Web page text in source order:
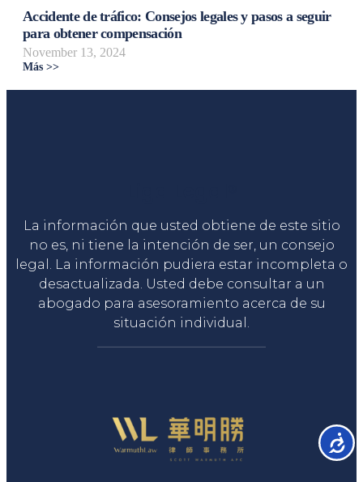
Accidente de tráfico: Consejos legales y pasos a seguir
para obtener compensación
November 13, 2024
Más >>
La información que usted obtiene de este sitio
no es, ni tiene la intención de ser, un consejo
legal. La información pudiera estar incompleta o
desactualizada. Usted debe consultar a un
abogado para asesoramiento acerca de su
situación individual.